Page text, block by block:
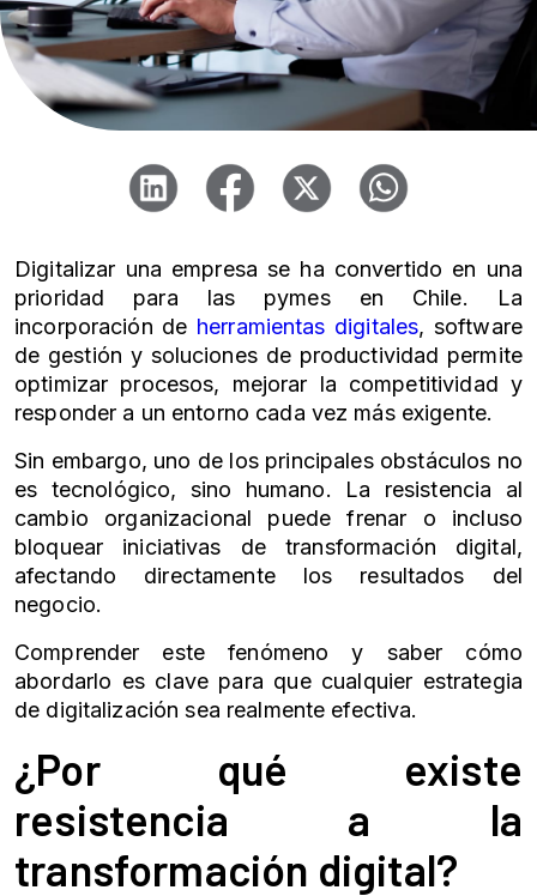
Digitalizar una empresa se ha convertido en una
prioridad para las pymes en Chile. La
incorporación de herramientas digitales, software
de gestión y soluciones de productividad permite
optimizar procesos, mejorar la competitividad y
responder a un entorno cada vez más exigente.
Sin embargo, uno de los principales obstáculos no
es tecnológico, sino humano. La resistencia al
cambio organizacional puede frenar o incluso
bloquear iniciativas de transformación digital,
afectando directamente los resultados del
negocio.
Comprender este fenómeno y saber cómo
abordarlo es clave para que cualquier estrategia
de digitalización sea realmente efectiva.
¿Por qué existe
resistencia a la
transformación digital?